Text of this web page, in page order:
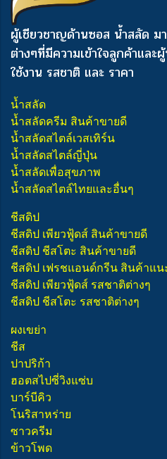
ผู้เชียวชาญด้านซอส น้ำสลัด ม
ต่างๆที่มีความเข้าใจลูกค้าและ
ใช้งาน รสชาติ และ ราคา
น้ำสลัด
น้ำสลัดครีม สินค้าขายดี
น้ำสลัดสไตล์เวสเทิร์น
น้ำสลัดสไตล์ญี่ปุ่น
น้ำสลัดเพื่อสุขภาพ
น้ำสลัดสไตล์ไทยและอื่นๆ
ชีสดิป
ชีสดิป เพียวฟู้ดส์ สินค้าขายดี
ชีสดิป ชีสโตะ สินค้าขายดี
ชีสดิป เฟรชแอนด์กรีน สินค้าแน
ชีสดิป เพียวฟู้ดส์ รสชาติต่างๆ
ชีสดิป ชีสโตะ รสชาติต่างๆ
ผงเขย่า
ชีส
ปาปริก้า
ฮอตสไปซี่วิงแซ่บ
บาร์บีคิว
โนริสาหร่าย
ซาวครีม
ข้าวโพด